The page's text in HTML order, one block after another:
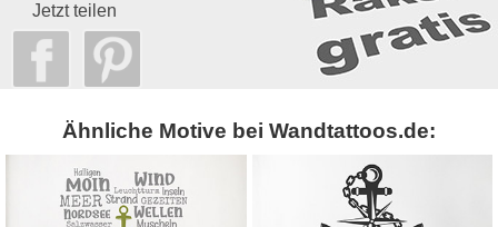
Jetzt teilen
Ähnliche Motive bei Wandtattoos.de: